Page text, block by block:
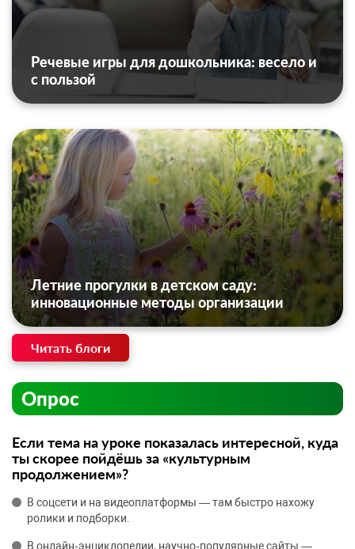
Речевые игры для дошкольника: весело и
с пользой
Летние прогулки в детском саду:
инновационные методы организации
Читать блоги
Опрос
Если тема на уроке показалась интересной, куда
ты скорее пойдёшь за «культурным
продолжением»?
В соцсети и на видеоплатформы — там быстро нахожу
ролики и подборки.
В онлайн‑энциклопедии, научно‑популярные сайты —